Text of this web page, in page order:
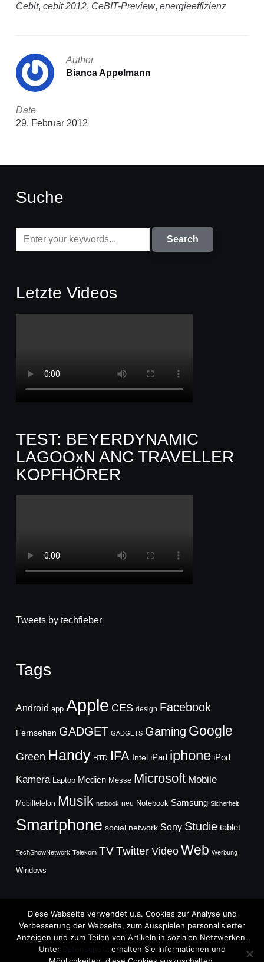
Cebit, cebit 2012, CeBIT-Preview, energieeffizienz
Author
Bianca Appelmann
Date
29. Februar 2012
Suche
Letzte Videos
TEST: BEYERDYNAMIC
LAGOOxN ANC TRAVELLER
KOPFHÖRER
Tweets by techfieber
Tags
Android app Apple CES design Facebook
Fernsehen GADGET GADGETS Gaming Google
Green Handy HTD IFA Intel iPad iphone iPod
Kamera Laptop Medien Messe Microsoft Mobile
Mobiltelefon Musik netbook neu Notebook Samsung Sicherheit
Smartphone social network Sony Studie tablet
TechShowNetwork Telekom TVTwitter Video Web Werbung
Windows
Copyright © 2026
TechFieber Blog
Diese Webseite verwendet u.a. Cookies zur Analyse und
Verbesserung der Webseite, zum Ausspielen personalisierter
Anzeigen und zum Teilen von Artikeln in sozialen Netzwerken.
Unter
erhalten Sie Informationen und